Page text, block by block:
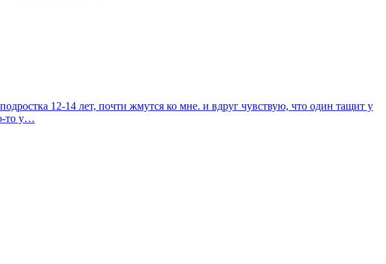
12-14 лет, почти жмутся ко мне. и вдруг чувствую, что один тащит у
то у…